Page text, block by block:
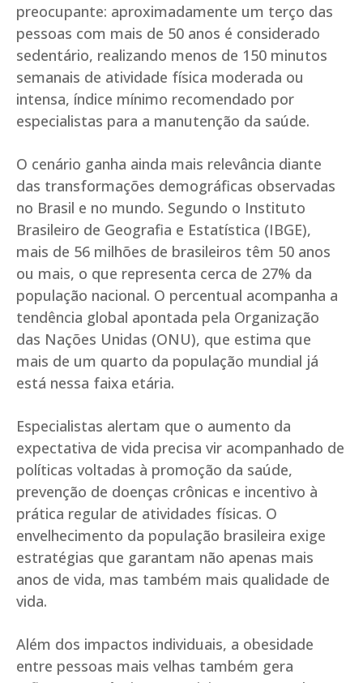
preocupante: aproximadamente um terço das
pessoas com mais de 50 anos é considerado
sedentário, realizando menos de 150 minutos
semanais de atividade física moderada ou
intensa, índice mínimo recomendado por
especialistas para a manutenção da saúde.
O cenário ganha ainda mais relevância diante
das transformações demográficas observadas
no Brasil e no mundo. Segundo o Instituto
Brasileiro de Geografia e Estatística (IBGE),
mais de 56 milhões de brasileiros têm 50 anos
ou mais, o que representa cerca de 27% da
população nacional. O percentual acompanha a
tendência global apontada pela Organização
das Nações Unidas (ONU), que estima que
mais de um quarto da população mundial já
está nessa faixa etária.
Especialistas alertam que o aumento da
expectativa de vida precisa vir acompanhado de
políticas voltadas à promoção da saúde,
prevenção de doenças crônicas e incentivo à
prática regular de atividades físicas. O
envelhecimento da população brasileira exige
estratégias que garantam não apenas mais
anos de vida, mas também mais qualidade de
vida.
Além dos impactos individuais, a obesidade
entre pessoas mais velhas também gera